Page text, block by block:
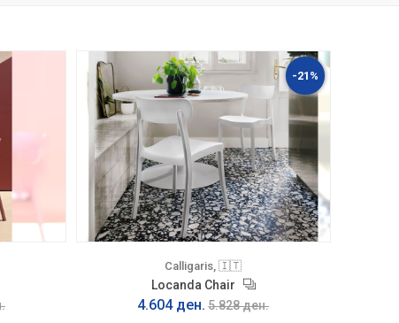
-21%
Calligaris, 🇮🇹
Locanda Chair
4.604 ден. 5.828 ден.